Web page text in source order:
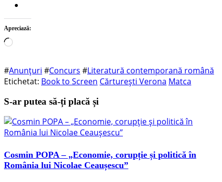
Apreciază:
Încarc...
#Anunțuri #Concurs #Literatură contemporană română
Etichetat: Book to Screen Cărturești Verona Matca
S-ar putea să-ți placă și
Cosmin POPA – „Economie, corupție și politică în
România lui Nicolae Ceaușescu”